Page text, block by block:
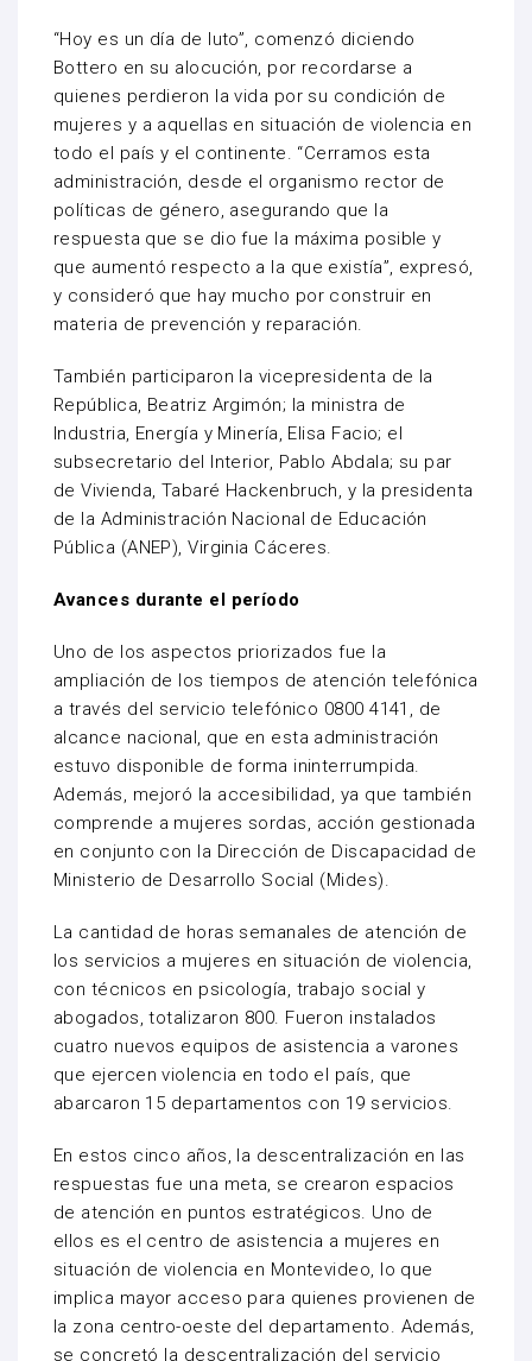
“Hoy es un día de luto”, comenzó diciendo
Bottero en su alocución, por recordarse a
quienes perdieron la vida por su condición de
mujeres y a aquellas en situación de violencia en
todo el país y el continente. “Cerramos esta
administración, desde el organismo rector de
políticas de género, asegurando que la
respuesta que se dio fue la máxima posible y
que aumentó respecto a la que existía”, expresó,
y consideró que hay mucho por construir en
materia de prevención y reparación.
También participaron la vicepresidenta de la
República, Beatriz Argimón; la ministra de
Industria, Energía y Minería, Elisa Facio; el
subsecretario del Interior, Pablo Abdala; su par
de Vivienda, Tabaré Hackenbruch, y la presidenta
de la Administración Nacional de Educación
Pública (ANEP), Virginia Cáceres.
Avances durante el período
Uno de los aspectos priorizados fue la
ampliación de los tiempos de atención telefónica
a través del servicio telefónico 0800 4141, de
alcance nacional, que en esta administración
estuvo disponible de forma ininterrumpida.
Además, mejoró la accesibilidad, ya que también
comprende a mujeres sordas, acción gestionada
en conjunto con la Dirección de Discapacidad de
Ministerio de Desarrollo Social (Mides).
La cantidad de horas semanales de atención de
los servicios a mujeres en situación de violencia,
con técnicos en psicología, trabajo social y
abogados, totalizaron 800. Fueron instalados
cuatro nuevos equipos de asistencia a varones
que ejercen violencia en todo el país, que
abarcaron 15 departamentos con 19 servicios.
En estos cinco años, la descentralización en las
respuestas fue una meta, se crearon espacios
de atención en puntos estratégicos. Uno de
ellos es el centro de asistencia a mujeres en
situación de violencia en Montevideo, lo que
implica mayor acceso para quienes provienen de
la zona centro-oeste del departamento. Además,
se concretó la descentralización del servicio